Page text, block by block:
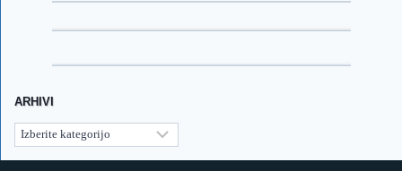
ARHIVI
Arhivi